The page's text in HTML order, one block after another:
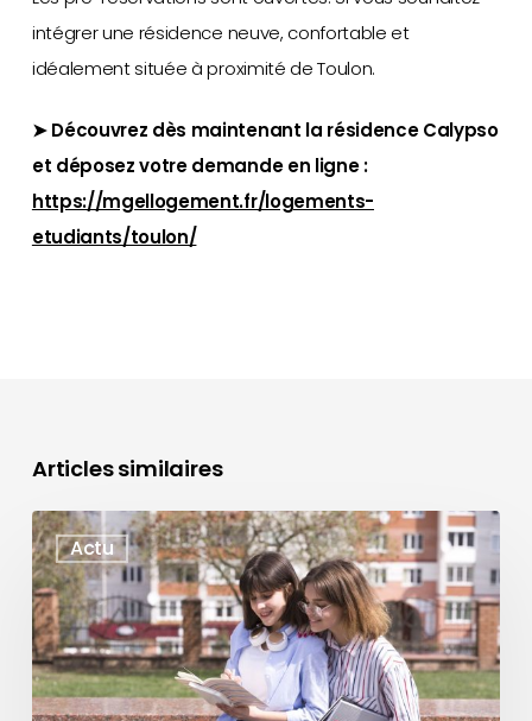
intégrer une résidence neuve, confortable et
idéalement située à proximité de Toulon.
➤ Découvrez dès maintenant la résidence Calypso
et déposez votre demande en ligne :
https://mgellogement.fr/logements-
etudiants/toulon/
Articles similaires
Actu
Résidence
étudiante
:
les
avantages
au